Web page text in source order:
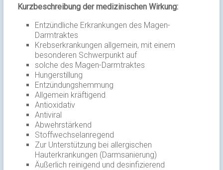
Kurzbeschreibung der medizinischen Wirkung:
Entzündliche Erkrankungen des Magen-
Darmtraktes
Krebserkrankungen allgemein, mit einem
besonderen Schwerpunkt auf
solche des Magen-Darmtraktes
Hungerstillung
Entzündungshemmung
Allgemein kräftigend
Antioxidativ
Antiviral
Abwehrstärkend
Stoffwechselanregend
Zur Unterstützung bei allergischen
Hauterkrankungen (Darmsanierung)
Äußerlich reinigend und desinfizierend